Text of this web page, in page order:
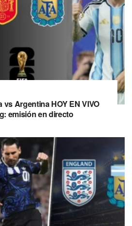
vs Argentina HOY EN VIVO
emisión en directo